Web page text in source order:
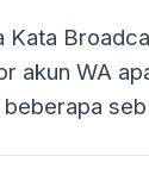
Kata
akun WA
seb